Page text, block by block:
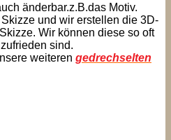
änderbar.z.B.das Motiv.
und wir erstellen die 3D-
Wir können diese so oft
sind.
weiteren gedrechselten